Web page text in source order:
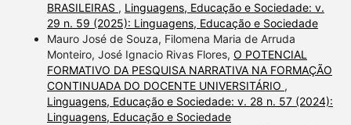
BRASILEIRAS , Linguagens, Educação e Sociedade: v.
29 n. 59 (2025): Linguagens, Educação e Sociedade
Mauro José de Souza, Filomena Maria de Arruda
Monteiro, José Ignacio Rivas Flores, O POTENCIAL
FORMATIVO DA PESQUISA NARRATIVA NA FORMAÇÃO
CONTINUADA DO DOCENTE UNIVERSITÁRIO ,
Linguagens, Educação e Sociedade: v. 28 n. 57 (2024):
Linguagens, Educação e Sociedade